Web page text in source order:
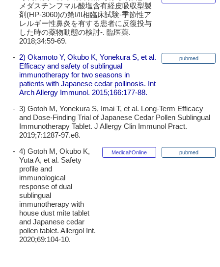
メダスチンフマル酸塩含有経皮吸収型製
剤(HP-3060)の第I/II相臨床試験-季節性ア
レルギー性鼻炎を有する患者に反復投与
した時の薬物動態の検討-. 臨医薬.
2018;34:59-69.
2) Okamoto Y, Okubo K, Yonekura S, et al.
Efficacy and safety of sublingual
immunotherapy for two seasons in
patients with Japanese cedar pollinosis. Int
Arch Allergy Immunol. 2015;166:177-88.
pubmed
3) Gotoh M, Yonekura S, Imai T, et al. Long-Term Efficacy
and Dose-Finding Trial of Japanese Cedar Pollen Sublingual
Immunotherapy Tablet. J Allergy Clin Immunol Pract.
2019;7:1287-97.e8.
4) Gotoh M, Okubo K,
Yuta A, et al. Safety
profile and
immunological
response of dual
sublingual
immunotherapy with
house dust mite tablet
and Japanese cedar
pollen tablet. Allergol Int.
2020;69:104-10.
Medical*Online pubmed